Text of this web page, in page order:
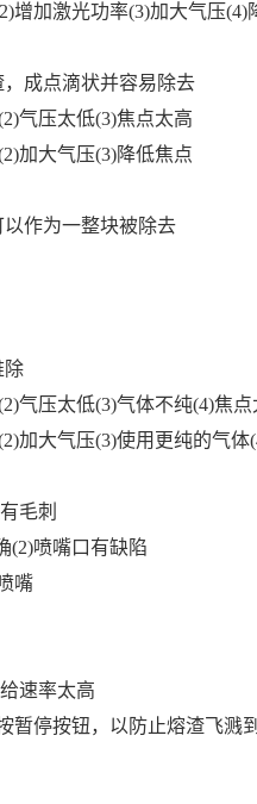
增加激光功率(3)加大气压(4)
成点滴状并容易除去
气压太低(3)焦点太高
加大气压(3)降低焦点
作为一整块被除去
除
气压太低(3)气体不纯(4)焦点
加大气压(3)使用更纯的气体
毛刺
(2)喷嘴口有缺陷
嘴
速率太高
停按钮，以防止熔渣飞溅